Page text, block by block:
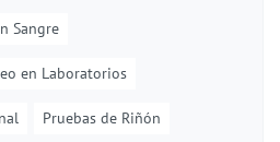
Sangre
en Laboratorios
Pruebas de Riñón